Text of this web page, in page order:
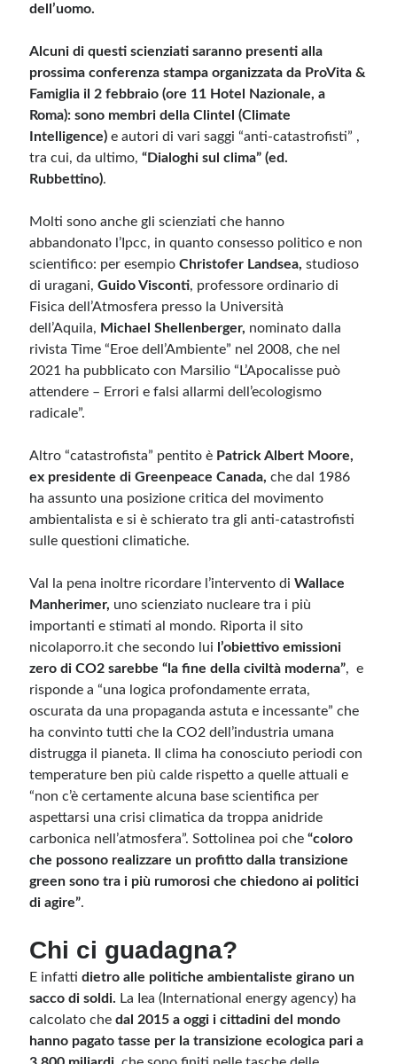
dell’uomo.
Alcuni di questi scienziati saranno presenti alla
prossima conferenza stampa organizzata da ProVita &
Famiglia il 2 febbraio (ore 11 Hotel Nazionale, a
Roma): sono membri della Clintel (Climate
Intelligence) e autori di vari saggi “anti-catastrofisti” ,
tra cui, da ultimo,“Dialoghi sul clima” (ed.
Rubbettino).
Molti sono anche gli scienziati che hanno
abbandonato l’Ipcc, in quanto consesso politico e non
scientifico: per esempioChristofer Landsea, studioso
di uragani,Guido Visconti, professore ordinario di
Fisica dell’Atmosfera presso la Università
dell’Aquila, Michael Shellenberger, nominato dalla
rivista Time “Eroe dell’Ambiente” nel 2008, che nel
2021 ha pubblicato con Marsilio “L’Apocalisse può
attendere – Errori e falsi allarmi dell’ecologismo
radicale”.
Altro “catastrofista” pentito è Patrick Albert Moore,
ex presidente di Greenpeace Canada, che dal 1986
ha assunto una posizione critica del movimento
ambientalista e si è schierato tra gli anti-catastrofisti
sulle questioni climatiche.
Val la pena inoltre ricordare l’intervento diWallace
Manherimer, uno scienziato nucleare tra i più
importanti e stimati al mondo. Riporta il sito
nicolaporro.it che secondo lui
l’obiettivo emissioni
zero di CO2 sarebbe “la fine della civiltà moderna”, e
risponde a “una logica profondamente errata,
oscurata da una propaganda astuta e incessante” che
ha convinto tutti che la CO2 dell’industria umana
distrugga il pianeta. Il clima ha conosciuto periodi con
temperature ben più calde rispetto a quelle attuali e
“non c’è certamente alcuna base scientifica per
aspettarsi una crisi climatica da troppa anidride
carbonica nell’atmosfera”. Sottolinea poi che“coloro
che possono realizzare un profitto dalla transizione
green sono tra i più rumorosi che chiedono ai politici
di agire”.
Chi ci guadagna?
E infattidietro alle politiche ambientaliste girano un
sacco di soldi. La Iea (International energy agency) ha
calcolato chedal 2015 a oggi i cittadini del mondo
hanno pagato tasse per la transizione ecologica pari a